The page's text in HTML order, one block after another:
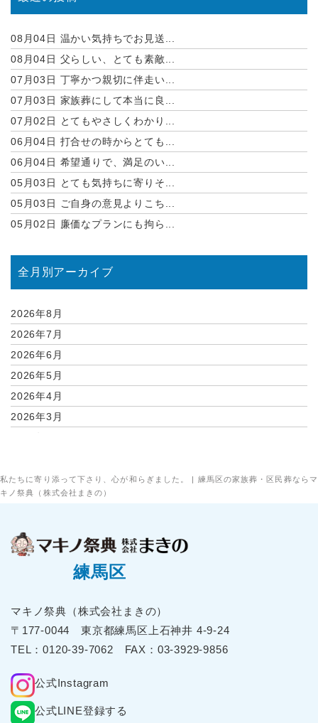
私たちに寄り添って下さり、心が和らぎました。 | 練馬区の家族葬・区民葬ならマ
キノ祭典（株式会社まきの）
08月04日 温かい気持ちでお見送...
08月04日 父らしい、とても素敵...
07月03日 丁寧かつ親切に伴走い...
07月03日 家族葬にして本当に良...
07月02日
とてもやさしくわかり...
06月04日 打合せの時からとても...
06月04日 希望通りで、満足のい...
05月03日
とても気持ちに寄りそ...
05月03日
ご自身の意見よりこち...
05月02日 廉価なプランにも拘ら...
全月別アーカイブ
2026年8月
2026年7月
2026年6月
2026年5月
2026年4月
2026年3月
2025年12月
2025年11月
2025年9月
2025年4月
2025年2月
2025年1月
練馬区
マキノ祭典（株式会社まきの）
〒177-0044 東京都練⾺区上⽯神井 4-9-24
TEL：0120-39-7062 FAX：03-3929-9856
公式Instagram
公式LINE登録する